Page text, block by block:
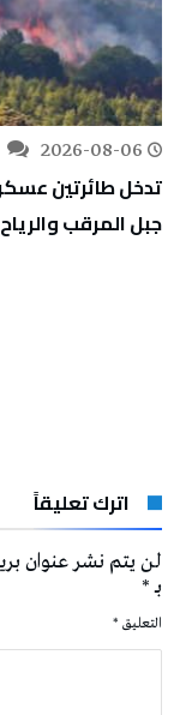
2026-08-06
تدخل طائرتين
جبل المرقب
اترك تعليقاً
لن يتم نشر عنوان
بـ*
التعليق *